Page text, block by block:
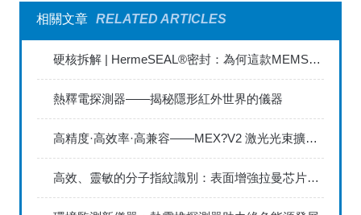
相關文章 RELATED ARTICLES
硬核拆解 | HermeSEAL®密封：為何這款MEMS紅外光源能定義NDIR新標準？
熱釋電探測器——揭秘隱形紅外世界的儀器
高精度·高效率·高兼容——MEX?V2 激光光束擴展器深度解讀
高效、靈敏的分子指紋識別：表面增強拉曼芯片在環境監測與食品安全檢測中的潛力